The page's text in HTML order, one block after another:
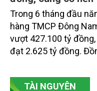
Quy mô tài sản
đồng, củng cố
Trong 6 tháng đầu
hàng TMCP Đông
vượt 427.100 tỷ
giảm mặt bằng lãi